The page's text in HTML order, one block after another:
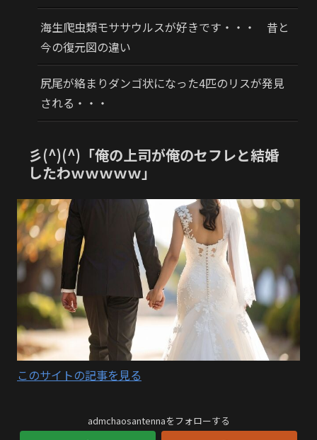
海生爬虫類モササウルスが好きです・・・ 昔と
今の復元図の違い
尻尾が絡まりダンゴ状になった4匹のリスが発見
される・・・
彡(^)(^)「俺の上司が俺のセフレと結婚
したわｗｗｗｗｗ」
このサイトの記事を見る
admchaosantennaをフォローする